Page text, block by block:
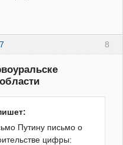
8
Путину письмо о
цифры: